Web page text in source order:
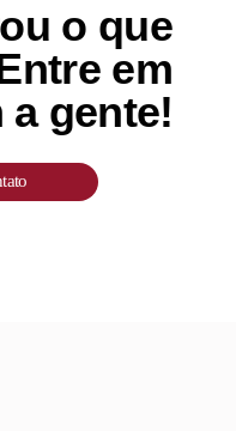
o que
em
gente!